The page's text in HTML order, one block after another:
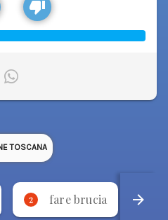
TOSCANA
2 fare brucia